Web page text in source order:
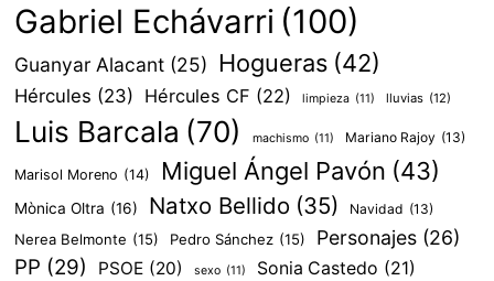
Gabriel Echávarri (100)
Guanyar Alacant (25) Hogueras (42)
Hércules (23) Hércules CF (22) limpieza (11) lluvias (12)
Luis Barcala (70) machismo (11) Mariano Rajoy (13)
Marisol Moreno (14) Miguel Ángel Pavón (43)
Mònica Oltra (16) Natxo Bellido (35) Navidad (13)
Nerea Belmonte (15) Pedro Sánchez (15) Personajes (26)
PP (29) PSOE (20) sexo (11) Sonia Castedo (21)